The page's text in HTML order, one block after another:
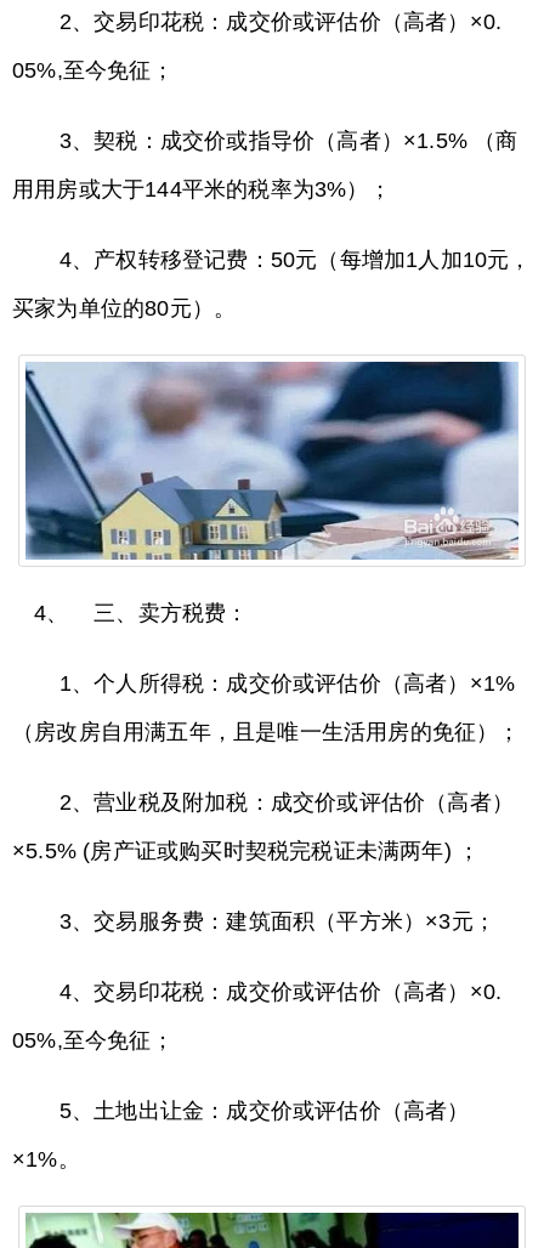
2、交易印花税：成交价或评估价（高者）×0.
05%,至今免征；
3、契税：成交价或指导价（高者）×1.5% （商
用用房或大于144平米的税率为3%）；
4、产权转移登记费：50元（每增加1人加10元，
买家为单位的80元）。
4、 三、卖方税费：
1、个人所得税：成交价或评估价（高者）×1%
（房改房自用满五年，且是唯一生活用房的免征）；
2、营业税及附加税：成交价或评估价（高者）
×5.5% (房产证或购买时契税完税证未满两年) ；
3、交易服务费：建筑面积（平方米）×3元；
4、交易印花税：成交价或评估价（高者）×0.
05%,至今免征；
5、土地出让金：成交价或评估价（高者）
×1%。